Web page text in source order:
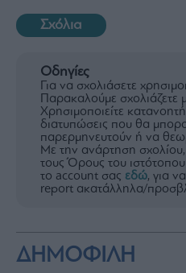
Σχόλια
Οδηγίες
Για να σχολιάσετε
Παρακαλούμε σχολιάζετε
Χρησιμοποιείτε
διατυπώσεις που θα
παρερμηνευτούν ή να
Με την ανάρτηση
τους Όρους του ιστότοπου
το account σας εδώ, για
report ακατάλληλα/
ΔΗΜΟΦΙΛΗ